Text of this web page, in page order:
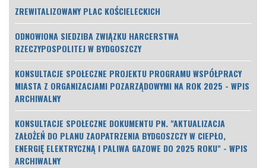
ZREWITALIZOWANY PLAC KOŚCIELECKICH
ODNOWIONA SIEDZIBA ZWIĄZKU HARCERSTWA
RZECZYPOSPOLITEJ W BYDGOSZCZY
KONSULTACJE SPOŁECZNE PROJEKTU PROGRAMU WSPÓŁPRACY
MIASTA Z ORGANIZACJAMI POZARZĄDOWYMI NA ROK 2025 - WPIS
ARCHIWALNY
KONSULTACJE SPOŁECZNE DOKUMENTU PN. "AKTUALIZACJA
ZAŁOŻEŃ DO PLANU ZAOPATRZENIA BYDGOSZCZY W CIEPŁO,
ENERGIĘ ELEKTRYCZNĄ I PALIWA GAZOWE DO 2025 ROKU" - WPIS
ARCHIWALNY